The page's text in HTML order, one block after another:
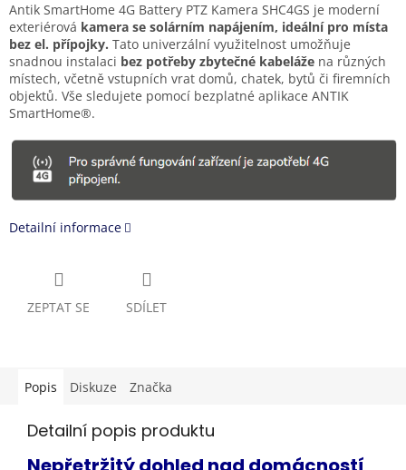
Antik SmartHome 4G Battery PTZ Kamera SHC4GS je moderní
exteriérová kamera se solárním napájením, ideální pro místa
bez el. přípojky. Tato univerzální využitelnost umožňuje
snadnou instalaci bez potřeby zbytečné kabeláže na různých
místech, včetně vstupních vrat domů, chatek, bytů či firemních
objektů. Vše sledujete pomocí bezplatné aplikace ANTIK
SmartHome®.
Detailní informace
ZEPTAT SE SDÍLET
Popis Diskuze Značka
Detailní popis produktu